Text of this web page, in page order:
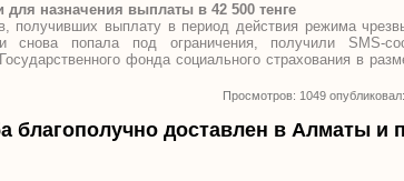
назначения выплаты в 42 500 тенге
получивших выплату в период действия режима
снова попала под ограничения, получили SMS-
фонда социального страхования в
Просмотров: 1049
благополучно доставлен в Алматы и